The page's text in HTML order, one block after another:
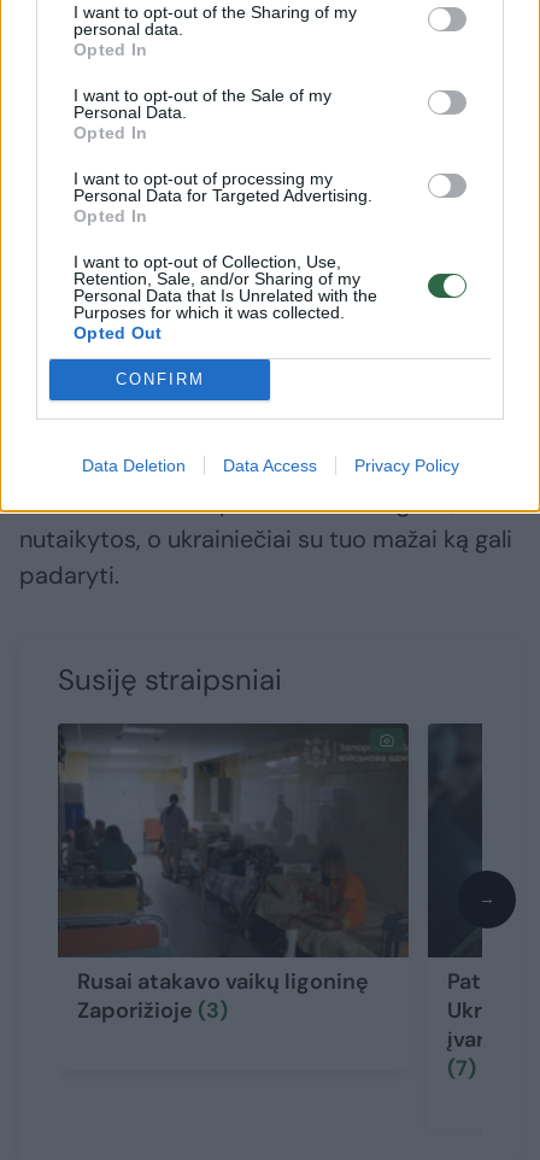
I want to opt-out of the Sharing of my
personal data.
Opted In
I want to opt-out of the Sale of my
Personal Data.
Opted In
I want to opt-out of processing my
Personal Data for Targeted Advertising.
Opted In
I want to opt-out of Collection, Use,
Retention, Sale, and/or Sharing of my
Personal Data that Is Unrelated with the
Purposes for which it was collected.
Opted Out
CONFIRM
Data Deletion Data Access Privacy Policy
„Šios atakos, be abejo, tęsis tol, kol rusai
galės jas tęsti, nes rusai žino tą patį, ką mums
visiems aiškiai paaiškino Volodymyras
Zelenskis – kad Ukrainai katastrofiškai trūksta
raketas“, – pabrėžė M. Clarke'as.
Ekspertas pridūrė, kad rusai naudoja ne tik
turimas savo balistines raketas, bet ir iš
Šiaurės Korėjos gautas KN-23 tipo balistines
„V. Putinas žino, kad turi galimybių langą, kai
balistinės raketos pataiko maždaug ten, kur
nutaikytos, o ukrainiečiai su tuo mažai ką gali
padaryti.
Susiję straipsniai
Rusai atakavo vaikų ligoninę
Zaporižioje (3)
Pateikė
įvardijo
(7)
→